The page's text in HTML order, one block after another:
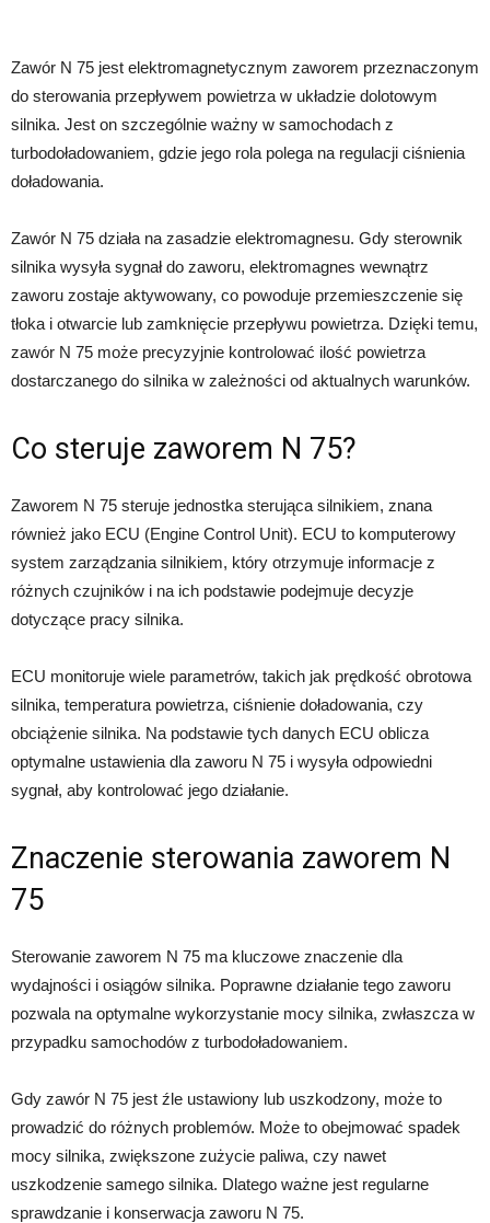
Zawór N 75 jest elektromagnetycznym zaworem przeznaczonym
do sterowania przepływem powietrza w układzie dolotowym
silnika. Jest on szczególnie ważny w samochodach z
turbodoładowaniem, gdzie jego rola polega na regulacji ciśnienia
doładowania.
Zawór N 75 działa na zasadzie elektromagnesu. Gdy sterownik
silnika wysyła sygnał do zaworu, elektromagnes wewnątrz
zaworu zostaje aktywowany, co powoduje przemieszczenie się
tłoka i otwarcie lub zamknięcie przepływu powietrza. Dzięki temu,
zawór N 75 może precyzyjnie kontrolować ilość powietrza
dostarczanego do silnika w zależności od aktualnych warunków.
Co steruje zaworem N 75?
Zaworem N 75 steruje jednostka sterująca silnikiem, znana
również jako ECU (Engine Control Unit). ECU to komputerowy
system zarządzania silnikiem, który otrzymuje informacje z
różnych czujników i na ich podstawie podejmuje decyzje
dotyczące pracy silnika.
ECU monitoruje wiele parametrów, takich jak prędkość obrotowa
silnika, temperatura powietrza, ciśnienie doładowania, czy
obciążenie silnika. Na podstawie tych danych ECU oblicza
optymalne ustawienia dla zaworu N 75 i wysyła odpowiedni
sygnał, aby kontrolować jego działanie.
Znaczenie sterowania zaworem N
75
Sterowanie zaworem N 75 ma kluczowe znaczenie dla
wydajności i osiągów silnika. Poprawne działanie tego zaworu
pozwala na optymalne wykorzystanie mocy silnika, zwłaszcza w
przypadku samochodów z turbodoładowaniem.
Gdy zawór N 75 jest źle ustawiony lub uszkodzony, może to
prowadzić do różnych problemów. Może to obejmować spadek
mocy silnika, zwiększone zużycie paliwa, czy nawet
uszkodzenie samego silnika. Dlatego ważne jest regularne
sprawdzanie i konserwacja zaworu N 75.